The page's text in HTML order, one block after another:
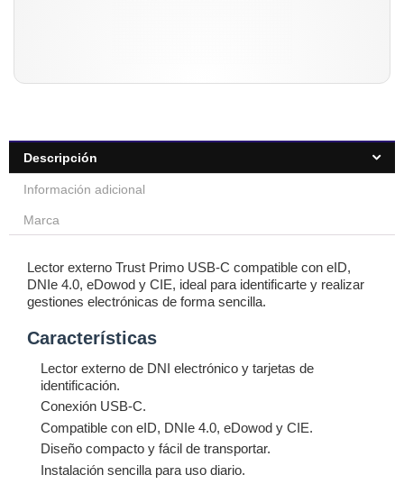
Descripción
Información adicional
Marca
Lector externo Trust Primo USB-C compatible con eID,
DNIe 4.0, eDowod y CIE, ideal para identificarte y realizar
gestiones electrónicas de forma sencilla.
Características
Lector externo de DNI electrónico y tarjetas de
identificación.
Conexión USB-C.
Compatible con eID, DNIe 4.0, eDowod y CIE.
Diseño compacto y fácil de transportar.
Instalación sencilla para uso diario.